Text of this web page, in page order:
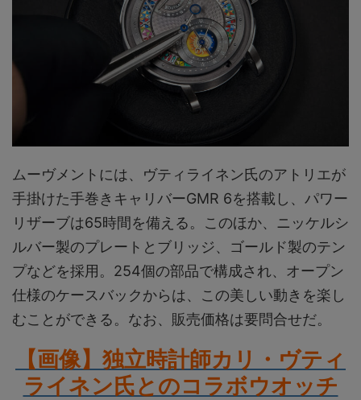
ムーヴメントには、ヴティライネン氏のアトリエが
手掛けた手巻きキャリバーGMR 6を搭載し、パワー
リザーブは65時間を備える。このほか、ニッケルシ
ルバー製のプレートとブリッジ、ゴールド製のテン
プなどを採用。254個の部品で構成され、オープン
仕様のケースバックからは、この美しい動きを楽し
むことができる。なお、販売価格は要問合せだ。
【画像】独立時計師カリ・ヴティ
ライネン氏とのコラボウオッチ